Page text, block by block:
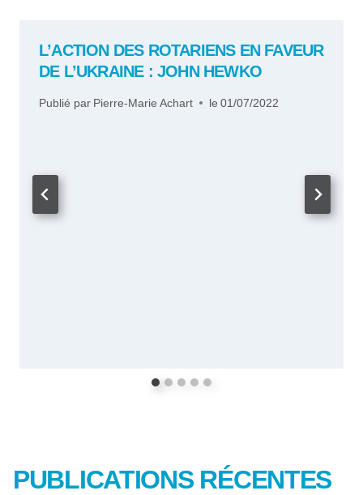
L’ACTION DES ROTARIENS EN FAVEUR
DE L’UKRAINE : JOHN HEWKO
Publié par Pierre-Marie Achart le 01/07/2022
PUBLICATIONS RÉCENTES